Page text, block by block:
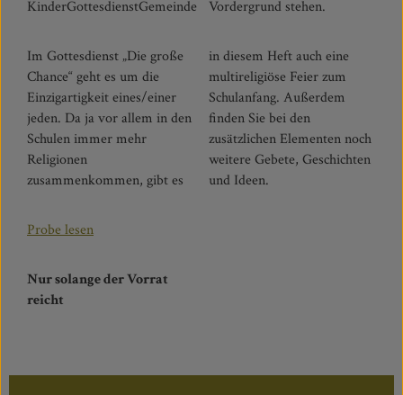
KinderGottesdienstGemeinde
Vordergrund stehen.
Im Gottesdienst „Die große
Chance“ geht es um die
Einzigartigkeit eines/einer
jeden. Da ja vor allem in den
Schulen immer mehr
Religionen
zusammenkommen, gibt es
in diesem Heft auch eine
multireligiöse Feier zum
Schulanfang. Außerdem
finden Sie bei den
zusätzlichen Elementen noch
weitere Gebete, Geschichten
und Ideen.
Probe lesen
Nur solange der Vorrat
reicht